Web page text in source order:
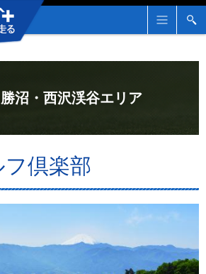
メ
ー
検
沼・西沢渓谷エリア
倶楽部